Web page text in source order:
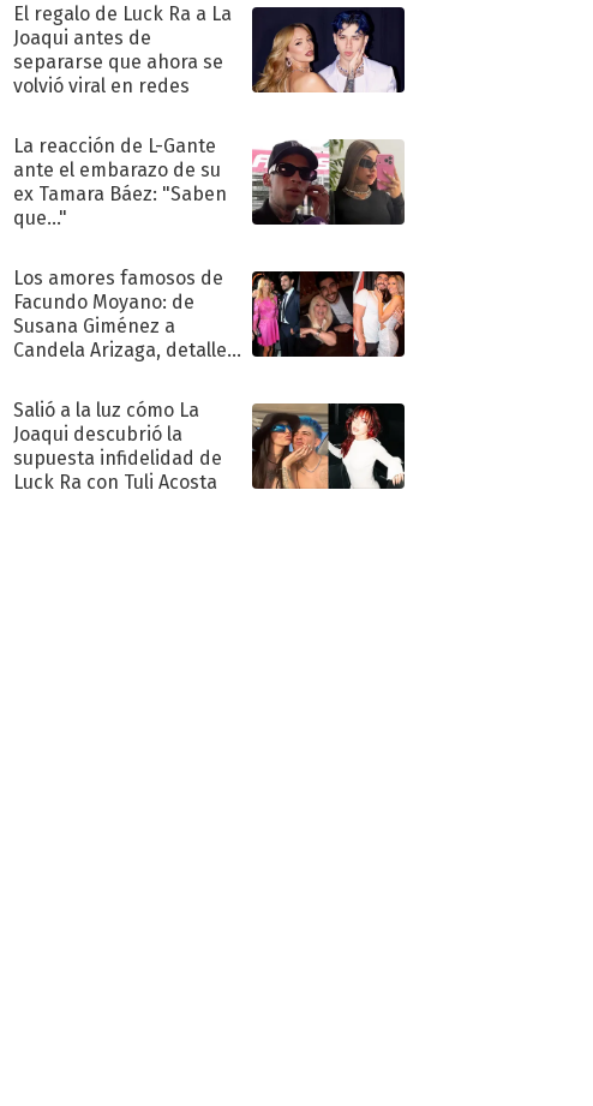
El regalo de Luck Ra a La
Joaqui antes de
separarse que ahora se
volvió viral en redes
La reacción de L-Gante
ante el embarazo de su
ex Tamara Báez: "Saben
que..."
Los amores famosos de
Facundo Moyano: de
Susana Giménez a
Candela Arizaga, detalles
sentimental
Salió a la luz cómo La
Joaqui descubrió la
supuesta infidelidad de
Luck Ra con Tuli Acosta